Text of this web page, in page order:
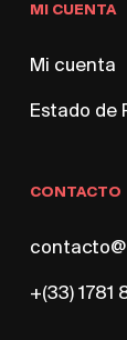
MI CUENTA
Mi cuenta
Estado de
CONTACTO
+(33) 1781